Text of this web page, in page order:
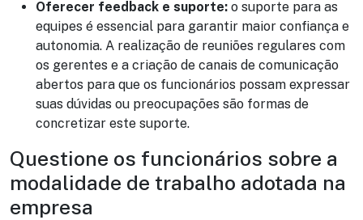
Oferecer feedback e suporte: o suporte para as
equipes é essencial para garantir maior confiança e
autonomia. A realização de reuniões regulares com
os gerentes e a criação de canais de comunicação
abertos para que os funcionários possam expressar
suas dúvidas ou preocupações são formas de
concretizar este suporte.
Questione os funcionários sobre a
modalidade de trabalho adotada na
empresa